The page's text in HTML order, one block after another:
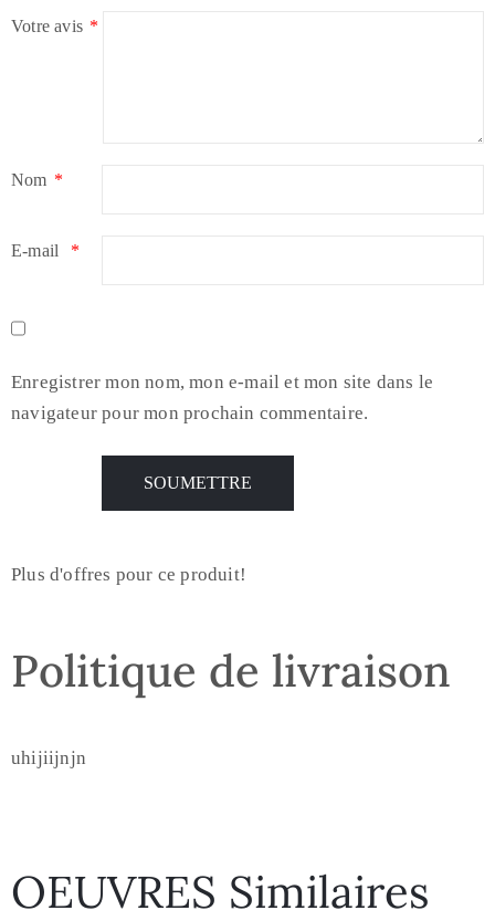
Votre avis *
Nom *
E-mail *
Enregistrer mon nom, mon e-mail et mon site dans le
navigateur pour mon prochain commentaire.
Plus d'offres pour ce produit!
Politique de livraison
uhijiijnjn
OEUVRES Similaires